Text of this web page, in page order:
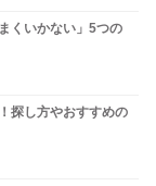
くいかない」5つの
探し方やおすすめの